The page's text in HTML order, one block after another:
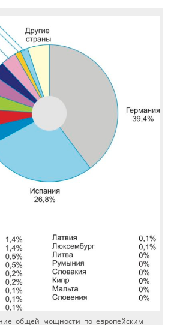
общей мощности по европейским